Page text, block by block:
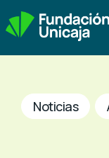
Noticias